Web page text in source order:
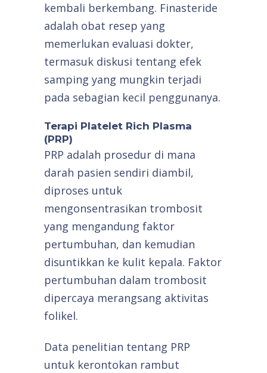
kembali berkembang. Finasteride
adalah obat resep yang
memerlukan evaluasi dokter,
termasuk diskusi tentang efek
samping yang mungkin terjadi
pada sebagian kecil penggunanya.
Terapi Platelet Rich Plasma
(PRP)
PRP adalah prosedur di mana
darah pasien sendiri diambil,
diproses untuk
mengonsentrasikan trombosit
yang mengandung faktor
pertumbuhan, dan kemudian
disuntikkan ke kulit kepala. Faktor
pertumbuhan dalam trombosit
dipercaya merangsang aktivitas
folikel.
Data penelitian tentang PRP
untuk kerontokan rambut